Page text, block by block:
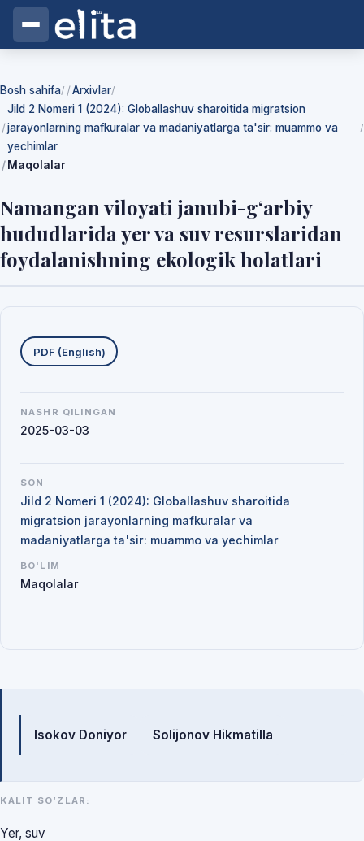
Bosh sahifa/ Arxivlar/
Jild 2 Nomeri 1 (2024): Globallashuv sharoitida migratsion
jarayonlarning mafkuralar va madaniyatlarga ta'sir: muammo va
yechimlar
/
Maqolalar
Namangan viloyati janubi-gʻarbiy
hududlarida yer va suv resurslaridan
foydalanishning ekologik holatlari
Mualliflar
Isokov Doniyor Solijonov Hikmatilla
KALIT SO‘ZLAR:
Yer, suv
Yuklab olishlar
PDF (English)
NASHR QILINGAN
2025-03-03
SON
Jild 2 Nomeri 1 (2024): Globallashuv sharoitida
migratsion jarayonlarning mafkuralar va
madaniyatlarga ta'sir: muammo va yechimlar
BO'LIM
Maqolalar